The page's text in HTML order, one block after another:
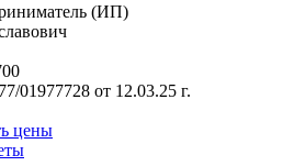
(ИП)
01977728 от 12.03.25 г.
цены